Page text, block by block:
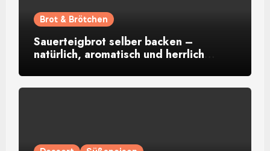
Brot & Brötchen
Sauerteigbrot selber backen –
natürlich, aromatisch und herrlich